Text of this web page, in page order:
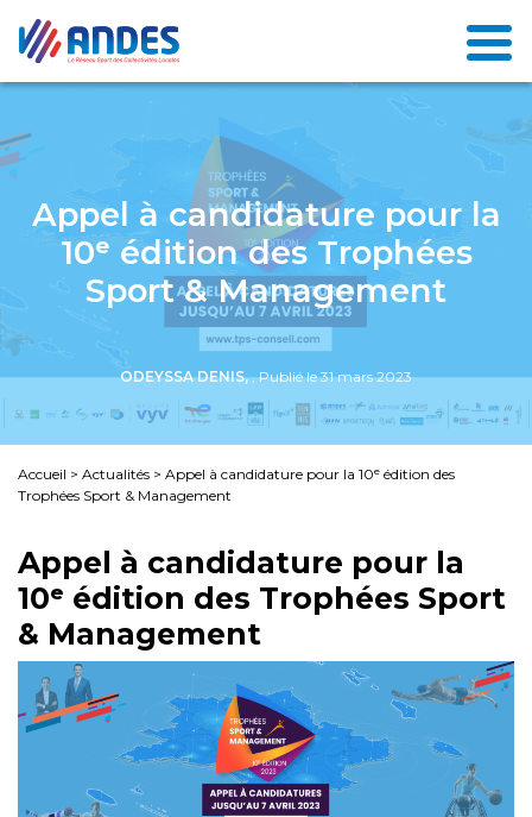
Appel à candidature pour la
10ᵉ édition des Trophées
Sport & Management
ODEYSSA DENIS,, Publié le 31 mars 2023
Accueil > Actualités > Appel à candidature pour la 10ᵉ édition des
Trophées Sport & Management
Appel à candidature pour la
10ᵉ édition des Trophées Sport
& Management